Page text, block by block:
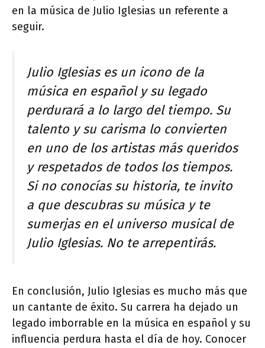
en la música de Julio Iglesias un referente a
seguir.
Julio Iglesias es un icono de la
música en español y su legado
perdurará a lo largo del tiempo. Su
talento y su carisma lo convierten
en uno de los artistas más queridos
y respetados de todos los tiempos.
Si no conocías su historia, te invito
a que descubras su música y te
sumerjas en el universo musical de
Julio Iglesias. No te arrepentirás.
En conclusión, Julio Iglesias es mucho más que
un cantante de éxito. Su carrera ha dejado un
legado imborrable en la música en español y su
influencia perdura hasta el día de hoy. Conocer